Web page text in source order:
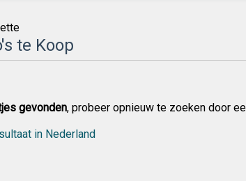
te Koop
gevonden, probeer opnieuw te zoeken door
in Nederland